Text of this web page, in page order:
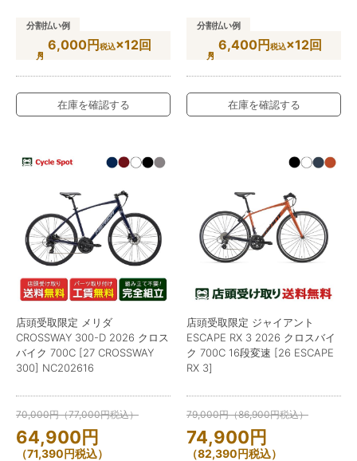
分割払い例
6,000円税込×12回
在庫を確認する
分割払い例
6,400円税込×12回
在庫を確認する
店頭受取限定 メリダ
CROSSWAY 300-D 2026 クロス
バイク 700C [27 CROSSWAY
300] NC202616
70,000円（77,000円税込）
64,900円
（71,390円税込）
店頭受取限定 ジャイアント
ESCAPE RX 3 2026 クロスバイ
ク 700C 16段変速 [26 ESCAPE
RX 3]
79,000円（86,900円税込）
74,900円
（82,390円税込）